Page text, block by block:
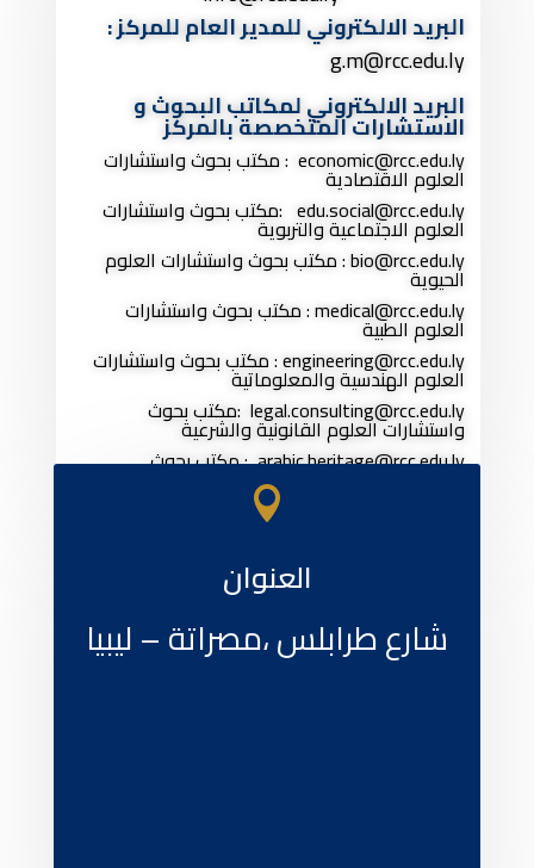
البريد الالكتروني للمدير العام للمركز :
g.m@rcc.edu.ly
البريد الالكتروني لمكاتب البحوث و
الاستشارات المتخصصة بالمركز
economic@rcc.edu.ly : مكتب بحوث واستشارات
العلوم الاقتصادية
edu.social@rcc.edu.ly :مكتب بحوث واستشارات
العلوم الاجتماعية والتربوية
bio@rcc.edu.ly : مكتب بحوث واستشارات العلوم
الحيوية
medical@rcc.edu.ly : مكتب بحوث واستشارات
العلوم الطبية
engineering@rcc.edu.ly : مكتب بحوث واستشارات
العلوم الهندسية والمعلوماتية
legal.consulting@rcc.edu.ly :مكتب بحوث
واستشارات العلوم القانونية والشرعية
arabic.heritage@rcc.edu.ly : مكتب بحوث
واستشارات علوم اللغة العربية والتراث

العنوان
شارع طرابلس ،مصراتة – ليبيا